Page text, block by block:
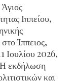
Ιππείου,
Ίππειος,
Ιουλίου 2026,
εκδήλωση
και